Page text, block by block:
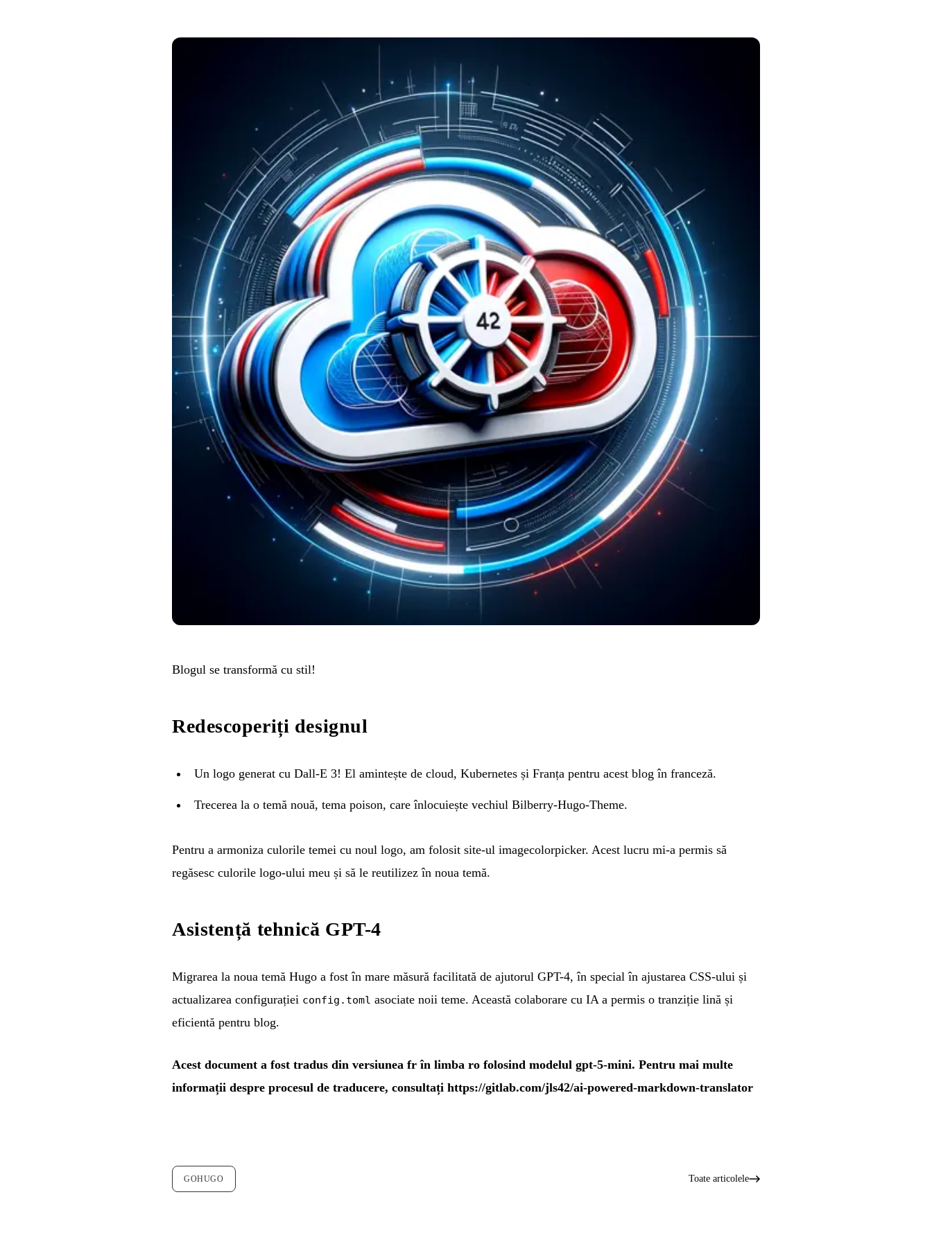
Blogul se transformă cu stil!
Redescoperiți designul
Un logo generat cu Dall-E 3! El amintește de cloud, Kubernetes și Franța pentru acest blog în franceză.
Trecerea la o temă nouă, tema poison, care înlocuiește vechiul Bilberry-Hugo-Theme.
Pentru a armoniza culorile temei cu noul logo, am folosit site-ul imagecolorpicker. Acest lucru mi-a permis să
regăsesc culorile logo-ului meu și să le reutilizez în noua temă.
Asistență tehnică GPT-4
Migrarea la noua temă Hugo a fost în mare măsură facilitată de ajutorul GPT-4, în special în ajustarea CSS-ului și
actualizarea configurației config.toml asociate noii teme. Această colaborare cu IA a permis o tranziție lină și
eficientă pentru blog.
Acest document a fost tradus din versiunea fr în limba ro folosind modelul gpt-5-mini. Pentru mai multe
informații despre procesul de traducere, consultați https://gitlab.com/jls42/ai-powered-markdown-translator
GOHUGO Toate articolele